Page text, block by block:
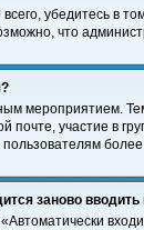
убедитесь в
что
мероприятием.
почте, участие в
заново